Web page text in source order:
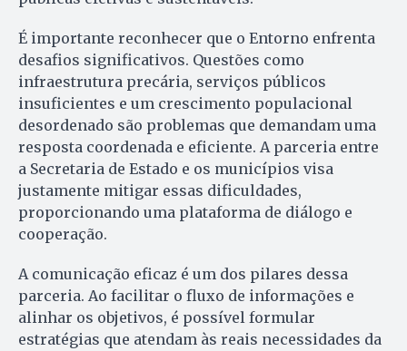
É importante reconhecer que o Entorno enfrenta
desafios significativos. Questões como
infraestrutura precária, serviços públicos
insuficientes e um crescimento populacional
desordenado são problemas que demandam uma
resposta coordenada e eficiente. A parceria entre
a Secretaria de Estado e os municípios visa
justamente mitigar essas dificuldades,
proporcionando uma plataforma de diálogo e
cooperação.
A comunicação eficaz é um dos pilares dessa
parceria. Ao facilitar o fluxo de informações e
alinhar os objetivos, é possível formular
estratégias que atendam às reais necessidades da